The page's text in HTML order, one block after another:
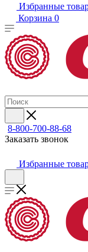
Избранные
Корзина 0
8-800-700-88-68
Заказать звонок
Избранные